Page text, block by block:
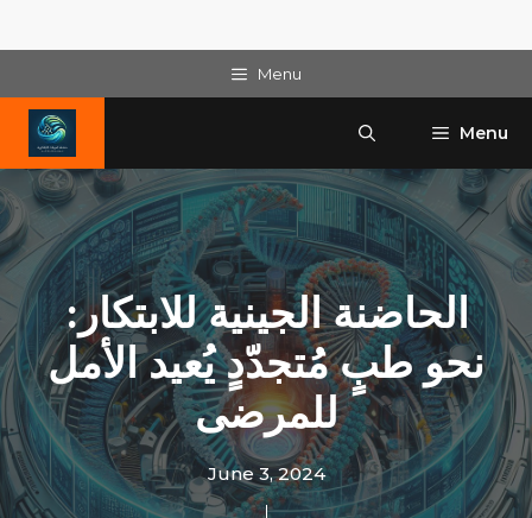
content
Menu
Menu
الحاضنة الجينية للابتكار:
نحو طبٍ مُتجدّدٍ يُعيد الأمل
للمرضى
June 3, 2024